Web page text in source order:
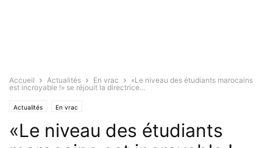
Accueil Actualités En vrac
«Le niveau des étudiants marocains
est incroyable !» se réjouit la directrice...
Actualités En vrac
«Le niveau des étudiants